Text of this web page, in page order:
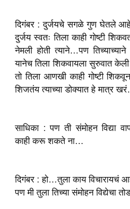
दिगंबर : दुर्जयचे सगळे गुण घेतले
दुर्जय स्वतः तिला काही गोष्टी
नेमली होती त्याने…पण
यानेच तिला शिकवायला सुरुवात
तो तिला आणखी काही गोष्टी
शिजतंय त्याच्या डोक्यात हे मात्र
साधिका : पण ती संमोहन विद्या
काही करू शकते ना…
दिगंबर : हो…तुला काय विचारायचं
पण मी तुला तिच्या संमोहन विद्येचा